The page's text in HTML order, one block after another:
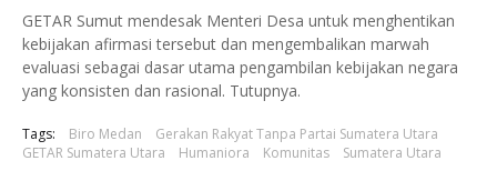
GETAR Sumut mendesak Menteri Desa untuk menghentikan
kebijakan afirmasi tersebut dan mengembalikan marwah
evaluasi sebagai dasar utama pengambilan kebijakan negara
yang konsisten dan rasional. Tutupnya.
Tags: Biro Medan
Gerakan Rakyat Tanpa Partai Sumatera Utara
GETAR Sumatera Utara
Humaniora Komunitas Sumatera Utara